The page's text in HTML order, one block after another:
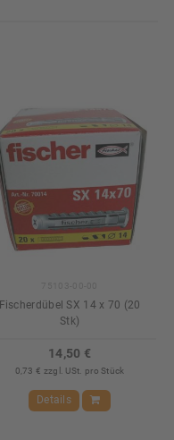
Fischerdübel SX 14 x 70 (20
Stk)
14,50 €
0,73 € zzgl. USt. pro Stück
Details